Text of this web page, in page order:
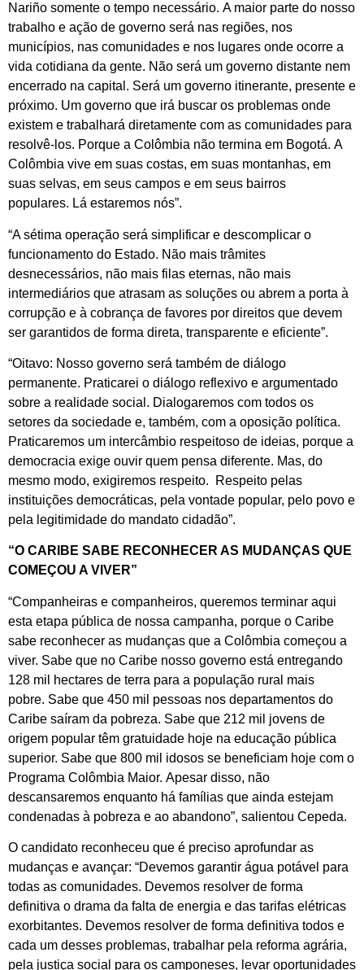
Nariño somente o tempo necessário. A maior parte do nosso
trabalho e ação de governo será nas regiões, nos
municípios, nas comunidades e nos lugares onde ocorre a
vida cotidiana da gente. Não será um governo distante nem
encerrado na capital. Será um governo itinerante, presente e
próximo. Um governo que irá buscar os problemas onde
existem e trabalhará diretamente com as comunidades para
resolvê-los. Porque a Colômbia não termina em Bogotá. A
Colômbia vive em suas costas, em suas montanhas, em
suas selvas, em seus campos e em seus bairros
populares. Lá estaremos nós”.
“A sétima operação será simplificar e descomplicar o
funcionamento do Estado. Não mais trâmites
desnecessários, não mais filas eternas, não mais
intermediários que atrasam as soluções ou abrem a porta à
corrupção e à cobrança de favores por direitos que devem
ser garantidos de forma direta, transparente e eficiente”.
“Oitavo: Nosso governo será também de diálogo
permanente. Praticarei o diálogo reflexivo e argumentado
sobre a realidade social. Dialogaremos com todos os
setores da sociedade e, também, com a oposição política.
Praticaremos um intercâmbio respeitoso de ideias, porque a
democracia exige ouvir quem pensa diferente. Mas, do
mesmo modo, exigiremos respeito. Respeito pelas
instituições democráticas, pela vontade popular, pelo povo e
pela legitimidade do mandato cidadão”.
“O CARIBE SABE RECONHECER AS MUDANÇAS QUE
COMEÇOU A VIVER”
“Companheiras e companheiros, queremos terminar aqui
esta etapa pública de nossa campanha, porque o Caribe
sabe reconhecer as mudanças que a Colômbia começou a
viver. Sabe que no Caribe nosso governo está entregando
128 mil hectares de terra para a população rural mais
pobre. Sabe que 450 mil pessoas nos departamentos do
Caribe saíram da pobreza. Sabe que 212 mil jovens de
origem popular têm gratuidade hoje na educação pública
superior. Sabe que 800 mil idosos se beneficiam hoje com o
Programa Colômbia Maior. Apesar disso, não
descansaremos enquanto há famílias que ainda estejam
condenadas à pobreza e ao abandono”, salientou Cepeda.
O candidato reconheceu que é preciso aprofundar as
mudanças e avançar: “Devemos garantir água potável para
todas as comunidades. Devemos resolver de forma
definitiva o drama da falta de energia e das tarifas elétricas
exorbitantes. Devemos resolver de forma definitiva todos e
cada um desses problemas, trabalhar pela reforma agrária,
pela justiça social para os camponeses, levar oportunidades